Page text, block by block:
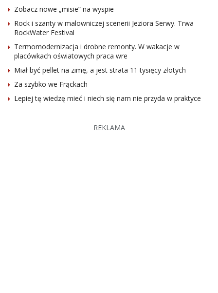
Zobacz nowe „misie” na wyspie
Rock i szanty w malowniczej scenerii Jeziora Serwy. Trwa
RockWater Festival
Termomodernizacja i drobne remonty. W wakacje w
placówkach oświatowych praca wre
Miał być pellet na zimę, a jest strata 11 tysięcy złotych
Za szybko we Frąckach
Lepiej tę wiedzę mieć i niech się nam nie przyda w praktyce
REKLAMA